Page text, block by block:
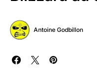
Antoine Godbillon